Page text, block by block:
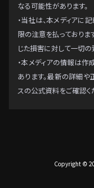
なる可能性があります。
・当社は、本メディア
限の注意を払っておりま
じた損害に対して一切の
・本メディアの情報は
あります。最新の詳細
スの公式資料をご確認く
Copyright ©